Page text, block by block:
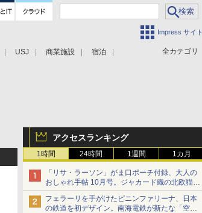
Impress サイト
全カテゴリ
USJ 商業施設 宿泊
アクセスランキング
1時間 24時間 1週間 1カ月
「リサ・ラーソン」がま口ポーチ付録、大人の
おしゃれ手帖 10月号。ジャカード織の北欧猫デ
ザイン
フェラーリを手がけたピニンファリーナ、日本
の鉄道を初デザイン。南海電鉄が新たな「空港